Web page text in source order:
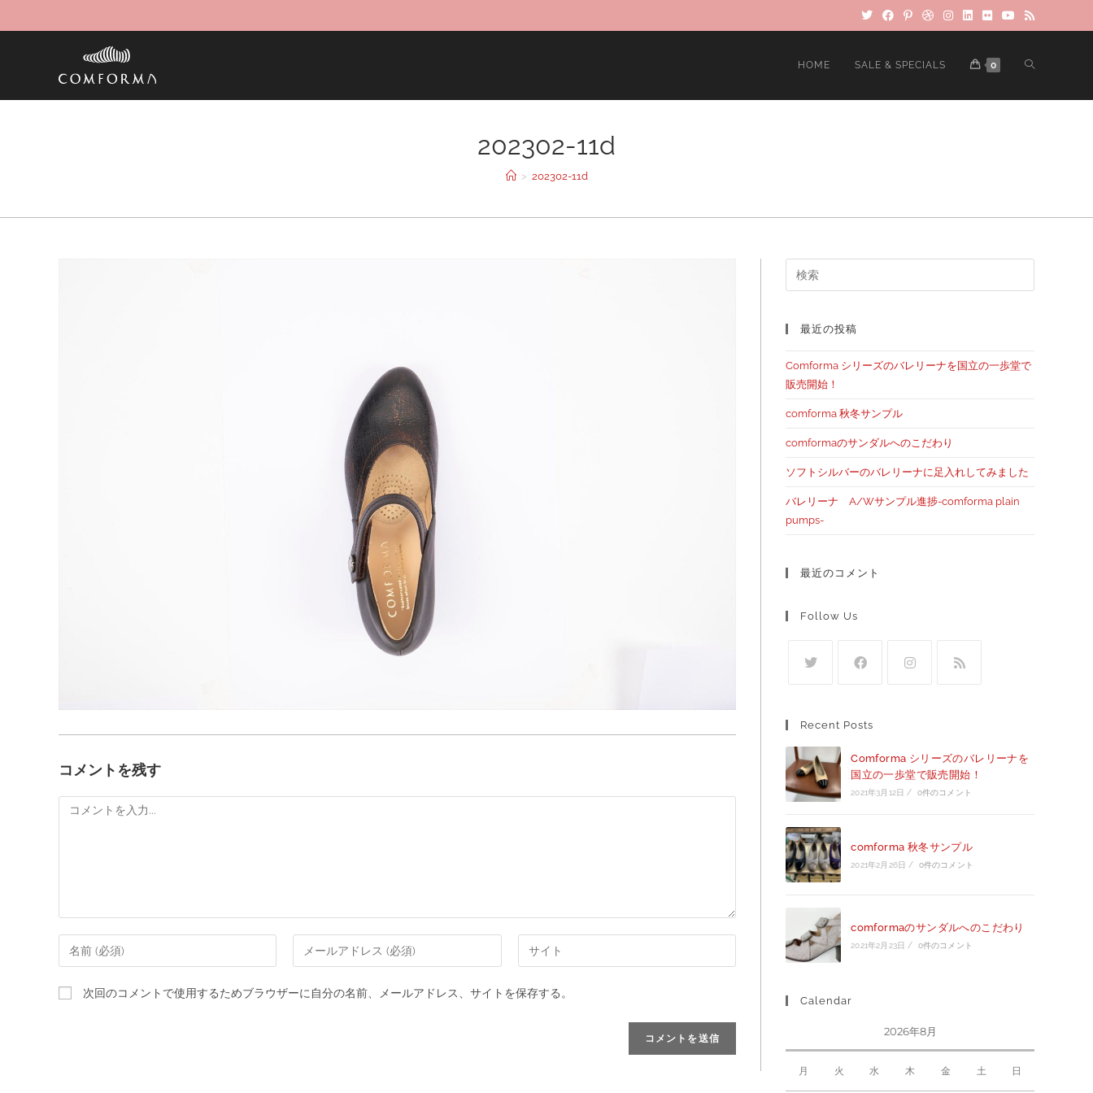
HOME SALE & SPECIALS 0
202302-11d
> 202302-11d
コメントを残す
次回のコメントで使用するためブラウザーに自分の名前、メールアドレス、サイトを保存する。
最近の投稿
Comforma シリーズのバレリーナを国立の一歩堂で
販売開始！
comforma 秋冬サンプル
comformaのサンダルへのこだわり
ソフトシルバーのバレリーナに足入れしてみました
バレリーナ A/Wサンプル進捗-comforma plain
pumps-
最近のコメント
Follow Us
Recent Posts
Comforma シリーズのバレリーナを
国立の一歩堂で販売開始！
2021年3月12日 / 0件のコメント
comforma 秋冬サンプル
2021年2月26日 / 0件のコメント
comformaのサンダルへのこだわり
2021年2月23日 / 0件のコメント
Calendar
2026年8月
月 火 水 木 金 土 日